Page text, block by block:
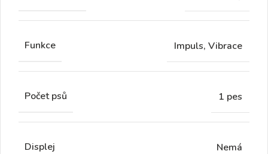
Funkce Impuls, Vibrace
Počet psů 1 pes
Displej Nemá